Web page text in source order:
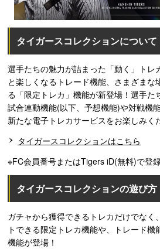
タイガースコレクションについて
選手たちの魅力が詰まった「動く」トレ
と楽しくなるトレード機能、さまざまな
る「限定トレカ」機能が新登場！選手た
試合連動機能(以下、予想機能)や対戦機
新たな電子トレカサービスをお楽しみく
タイガースコレクションはこちら
※FC会員番号またはTigers iD(無料)で登
タイガースコレクションの遊び方
ガチャから獲得できるトレカだけでなく
トできる限定トレカ機能や、トレード
機能が登場！